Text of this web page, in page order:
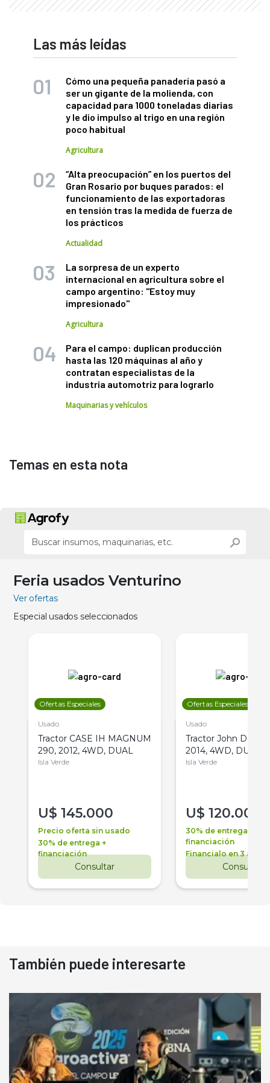
Las más leídas
Cómo una pequeña panadería pasó a
ser un gigante de la molienda, con
capacidad para 1000 toneladas diarias
y le dio impulso al trigo en una región
poco habitual
Agricultura
“Alta preocupación” en los puertos del
Gran Rosario por buques parados: el
funcionamiento de las exportadoras
en tensión tras la medida de fuerza de
los prácticos
Actualidad
La sorpresa de un experto
internacional en agricultura sobre el
campo argentino: "Estoy muy
impresionado"
Agricultura
Para el campo: duplican producción
hasta las 120 máquinas al año y
contratan especialistas de la
industria automotriz para lograrlo
Maquinarias y vehículos
Temas en esta nota
Feria usados Venturino
Ver ofertas
Especial usados seleccionados
Ofertas Especiales
Usado
Tractor CASE IH MAGNUM
290, 2012, 4WD, DUAL
Isla Verde
U$ 145.000
Precio oferta sin usado
30% de entrega +
financiación
Consultar
Ofertas Especiales
Usado
Tractor John Deere
2014, 4WD, DUAL
Isla Verde
U$ 120.000
30% de entrega +
financiación
Financialo en 3 años
Consultar
También puede interesarte